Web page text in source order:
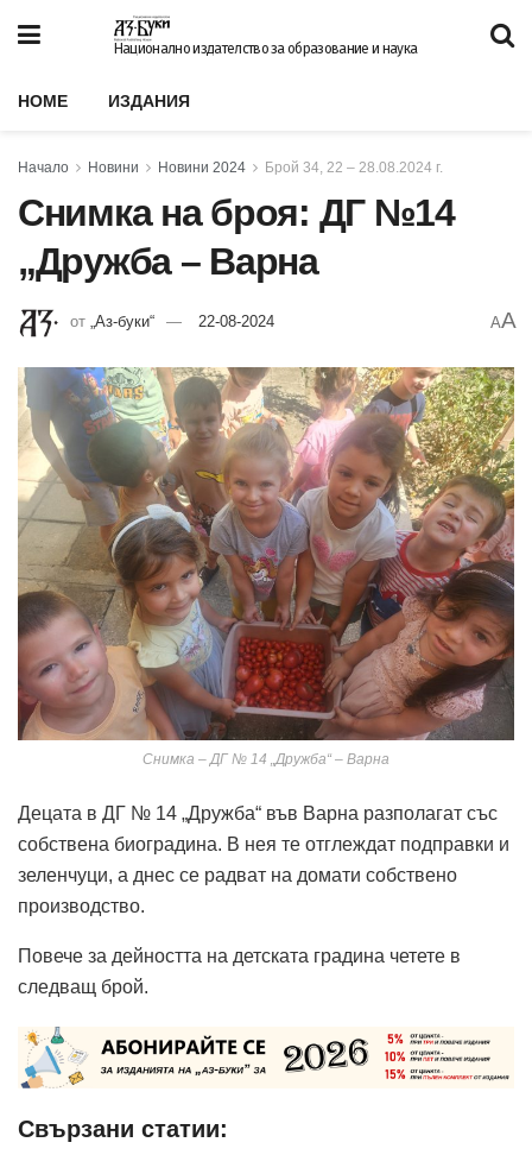
Национално издателство за образование и наука
HOME ИЗДАНИЯ
Начало Новини Новини 2024 Брой 34, 22 – 28.08.2024 г.
Снимка на броя: ДГ №14
„Дружба – Варна
от „Аз-буки“ 22-08-2024 AA
Снимка – ДГ № 14 „Дружба“ – Варна
Децата в ДГ № 14 „Дружба“ във Варна разполагат със
собствена биоградина. В нея те отглеждат подправки и
зеленчуци, а днес се радват на домати собствено
производство.
Повече за дейността на детската градина четете в
следващ брой.
Свързани статии: